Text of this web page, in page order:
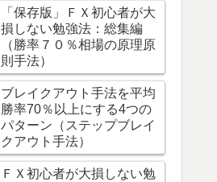
「保存版」ＦＸ初心者が大
損しない勉強法：総集編
（勝率７０％相場の原理原
則手法）
ブレイクアウト手法を平均
勝率70％以上にする4つの
パターン（ステップブレイ
クアウト手法）
ＦＸ初心者が大損しない勉